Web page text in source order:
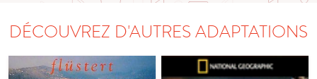
DÉCOUVREZ D'AUTRES ADAPTATIONS